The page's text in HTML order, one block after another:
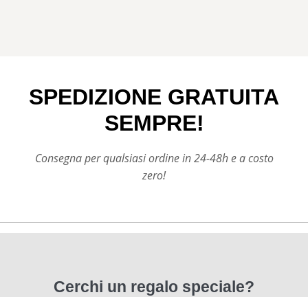
SPEDIZIONE GRATUITA
SEMPRE!
Consegna per qualsiasi ordine in 24-48h e a costo
zero!
Cerchi un regalo speciale?